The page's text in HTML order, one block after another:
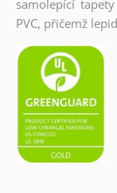
samolepící
PVC, přičemž